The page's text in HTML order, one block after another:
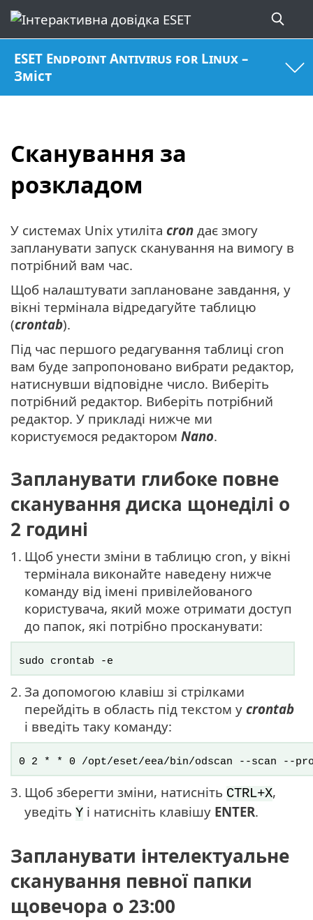
ESET Endpoint Antivirus for Linux –
Зміст
Сканування за
розкладом
У системах Unix утиліта cron дає змогу
запланувати запуск сканування на вимогу в
потрібний вам час.
Щоб налаштувати заплановане завдання, у
вікні термінала відредагуйте таблицю
(crontab).
Під час першого редагування таблиці cron
вам буде запропоновано вибрати редактор,
натиснувши відповідне число. Виберіть
потрібний редактор. Виберіть потрібний
редактор. У прикладі нижче ми
користуємося редактором Nano.
Запланувати глибоке повне
сканування диска щонеділі о
2 годині
1. Щоб унести зміни в таблицю cron, у вікні
термінала виконайте наведену нижче
команду від імені привілейованого
користувача, який може отримати доступ
до папок, які потрібно просканувати:
sudo crontab -e
2. За допомогою клавіш зі стрілками
перейдіть в область під текстом у crontab
і введіть таку команду:
0 2 * * 0 /opt/eset/eea/bin/odscan --scan --
3. Щоб зберегти зміни, натисніть CTRL+X,
уведіть Y і натисніть клавішу ENTER.
Запланувати інтелектуальне
сканування певної папки
щовечора о 23:00